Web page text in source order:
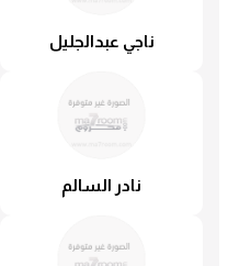
ناجي عبدالجليل
نادر السالم